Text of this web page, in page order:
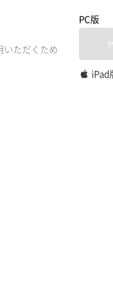
いただくため
PC版
iPad